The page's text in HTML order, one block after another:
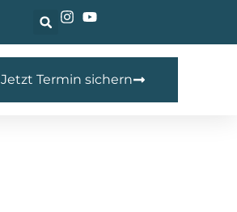
Jetzt Termin sichern